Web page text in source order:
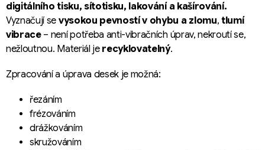
digitálního tisku, sítotisku, lakování a kašírování.
Vyznačují se vysokou pevností v ohybu a zlomu, tlumí
vibrace – není potřeba anti-vibračních úprav, nekroutí se,
nežloutnou. Materiál je recyklovatelný.
Zpracování a úprava desek je možná:
řezáním
frézováním
drážkováním
skružováním